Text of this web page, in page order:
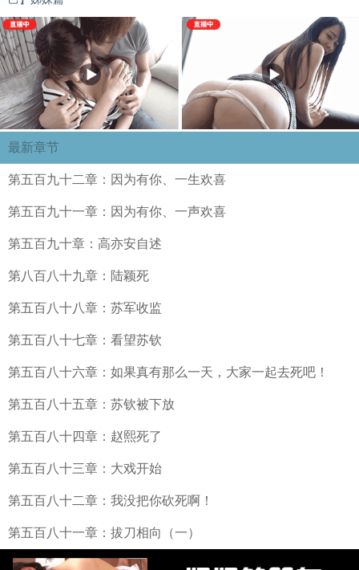
最新章节
第五百九十二章：因为有你、一生欢喜
第五百九十一章：因为有你、一声欢喜
第五百九十章：高亦安自述
第八百八十九章：陆颖死
第五百八十八章：苏军收监
第五百八十七章：看望苏钦
第五百八十六章：如果真有那么一天，大家一起去死吧！
第五百八十五章：苏钦被下放
第五百八十四章：赵熙死了
第五百八十三章：大戏开始
第五百八十二章：我没把你砍死啊！
第五百八十一章：拔刀相向（一）